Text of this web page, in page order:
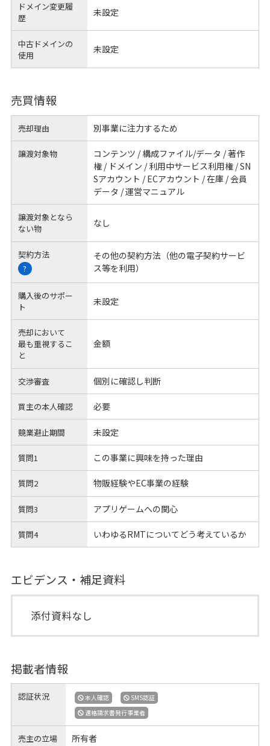
ドメイン変更履
歴
未設定
中古ドメインの
使用
未設定
売買情報
売却理由 別事業に注力するため
譲渡対象物
コンテンツ / 構成ファイル/データ / 著作
権 / ドメイン / 利用中サービス利用権 / SN
Sアカウント / ECアカウント / 在庫 / 会員
データ / 運営マニュアル
譲渡対象となら
ない物
なし
契約方法
?
その他の契約方法（他の電子契約サービ
ス等を利用）
購入後のサポー
ト
未設定
売却において
最も重視するこ
と
金額
交渉審査 個別に確認し判断
買主の本人確認 必要
競業避止期間 未設定
質問1 この事業に興味を持った理由
質問2 物販経験やEC事業の経験
質問3 アプリゲームへの関心
質問4 いわゆるRMTについてどう考えているか
エビデンス・補足資料
添付資料なし
掲載者情報
認証状況 本人確認
SMS認証
適格請求書発行事業者
売主の立場 所有者